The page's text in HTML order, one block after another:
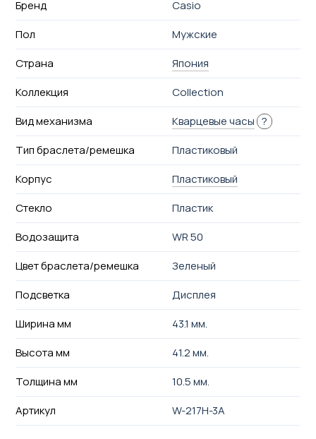
Бренд
Casio
Пол
Мужские
Страна
Япония
Коллекция
Collection
Вид механизма
Кварцевые часы ?
Тип браслета/ремешка
Пластиковый
Корпус
Пластиковый
Стекло
Пластик
Водозащита
WR 50
Цвет браслета/ремешка
Зеленый
Подсветка
Дисплея
Ширина мм
43.1 мм.
Высота мм
41.2 мм.
Толщина мм
10.5 мм.
Артикул
W-217H-3A